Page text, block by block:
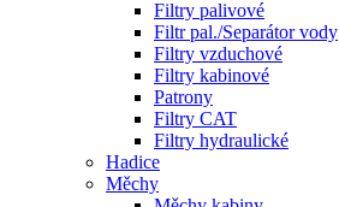
Filtry palivové
Filtr pal./Separátor vody
Filtry vzduchové
Filtry kabinové
Patrony
Filtry CAT
Filtry hydraulické
Hadice
Měchy